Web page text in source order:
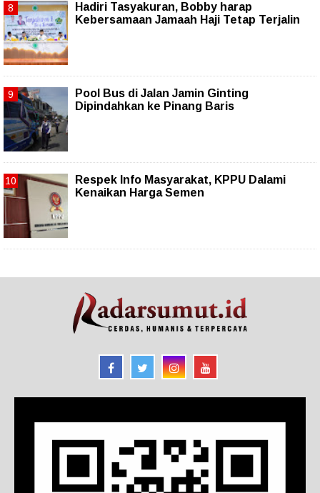
Hadiri Tasyakuran, Bobby harap
Kebersamaan Jamaah Haji Tetap Terjalin
Pool Bus di Jalan Jamin Ginting
Dipindahkan ke Pinang Baris
Respek Info Masyarakat, KPPU Dalami
Kenaikan Harga Semen